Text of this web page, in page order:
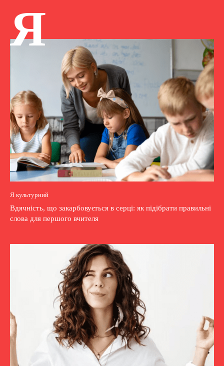
Я
Я культурний
Вдячність, що закарбовується в серці: як підібрати правильні
слова для першого вчителя